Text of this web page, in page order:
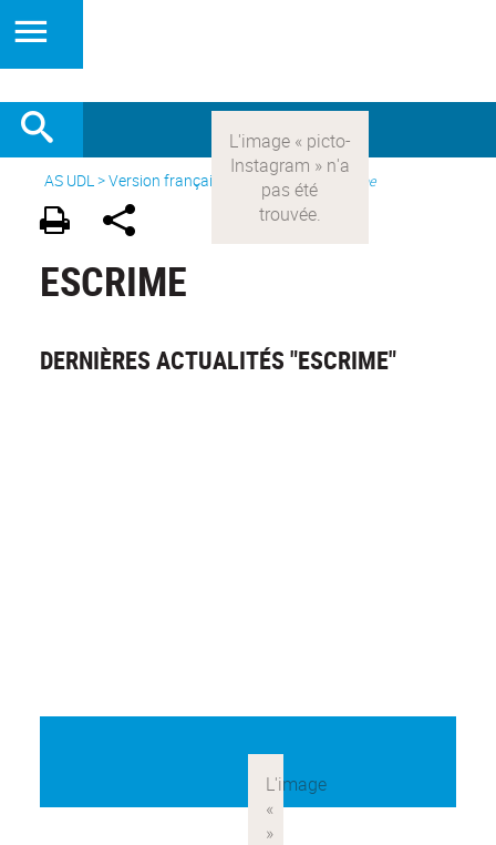
AS UDL>Version française > Les sports > Escrime
ESCRIME
DERNIÈRES ACTUALITÉS "ESCRIME"